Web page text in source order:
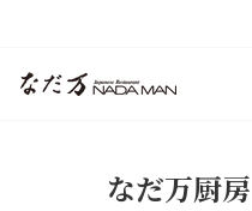
content
なだ万厨